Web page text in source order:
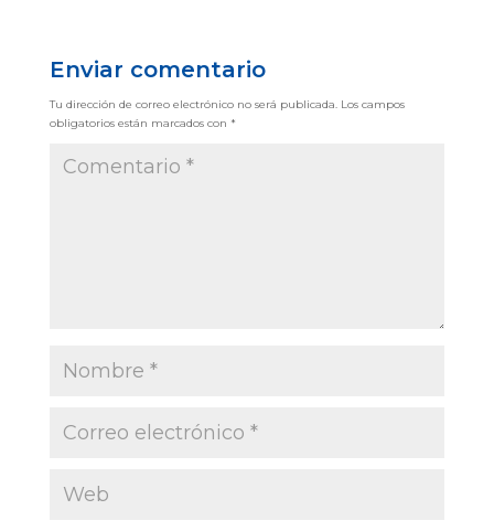
Enviar comentario
Tu dirección de correo electrónico no será publicada. Los campos
obligatorios están marcados con *